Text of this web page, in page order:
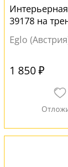
39178 на
Eglo
1 850 ₽